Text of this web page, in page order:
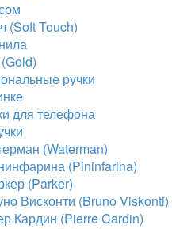
(Soft Touch)
ручки
для телефона
(Waterman)
(Pininfarina)
(Parker)
Висконти (Bruno Viskonti)
Кардин (Pierre Cardin)